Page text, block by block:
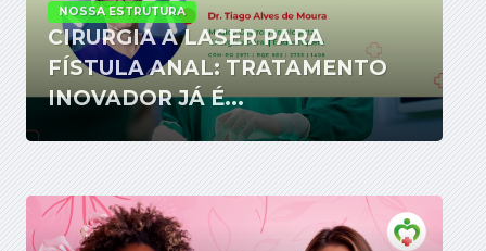
NOSSA ESTRUTURA
CIRURGIA A LASER PARA
FÍSTULA ANAL: TRATAMENTO
INOVADOR JÁ É...